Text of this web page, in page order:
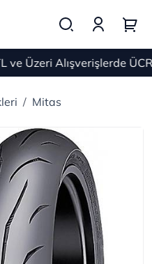
Üzeri Alışverişlerde
Mitas